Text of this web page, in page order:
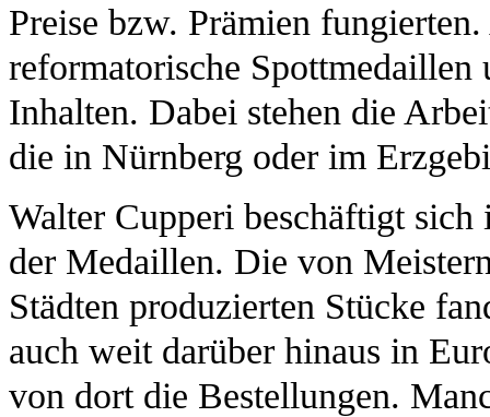
Preise bzw. Prämien
reformatorische
Inhalten. Dabei stehen die
die in Nürnberg oder im
Walter Cupperi beschäftigt
der Medaillen. Die von
Städten produzierten Stücke
auch weit darüber hinaus in
von dort die Bestellungen.